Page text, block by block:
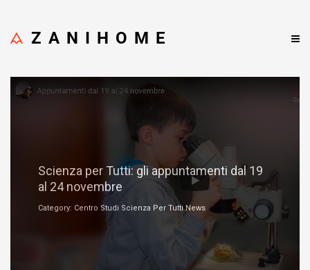
ZANIHOME
Scienza per Tutti: gli appuntamenti dal 19
al 24 novembre
Category: Centro Studi Scienza Per Tutti News